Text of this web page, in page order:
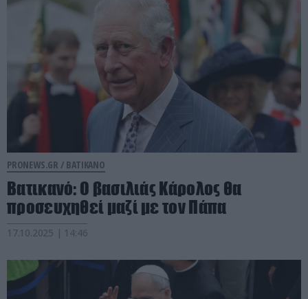
PRONEWS.GR / ΒΑΤΙΚΑΝΟ
Βατικανό: Ο βασιλιάς Κάρολος θα
προσευχηθεί μαζί με τον Πάπα
17.10.2025 | 14:46